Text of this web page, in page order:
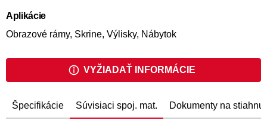
Aplikácie
Obrazové rámy, Skrine, Výlisky, Nábytok
VYŽIADAŤ INFORMÁCIE
Špecifikácie Súvisiaci spoj. mat. Dokumenty na